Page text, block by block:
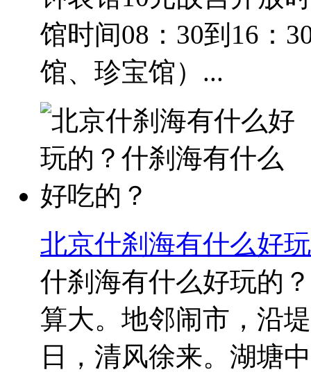
馆时间08：30到16：
馆、珍宝馆）...
北京什刹海有什么好
什刹海有什么好玩的
算大。地邻闹市，沿
日，清风徐来。湖塘